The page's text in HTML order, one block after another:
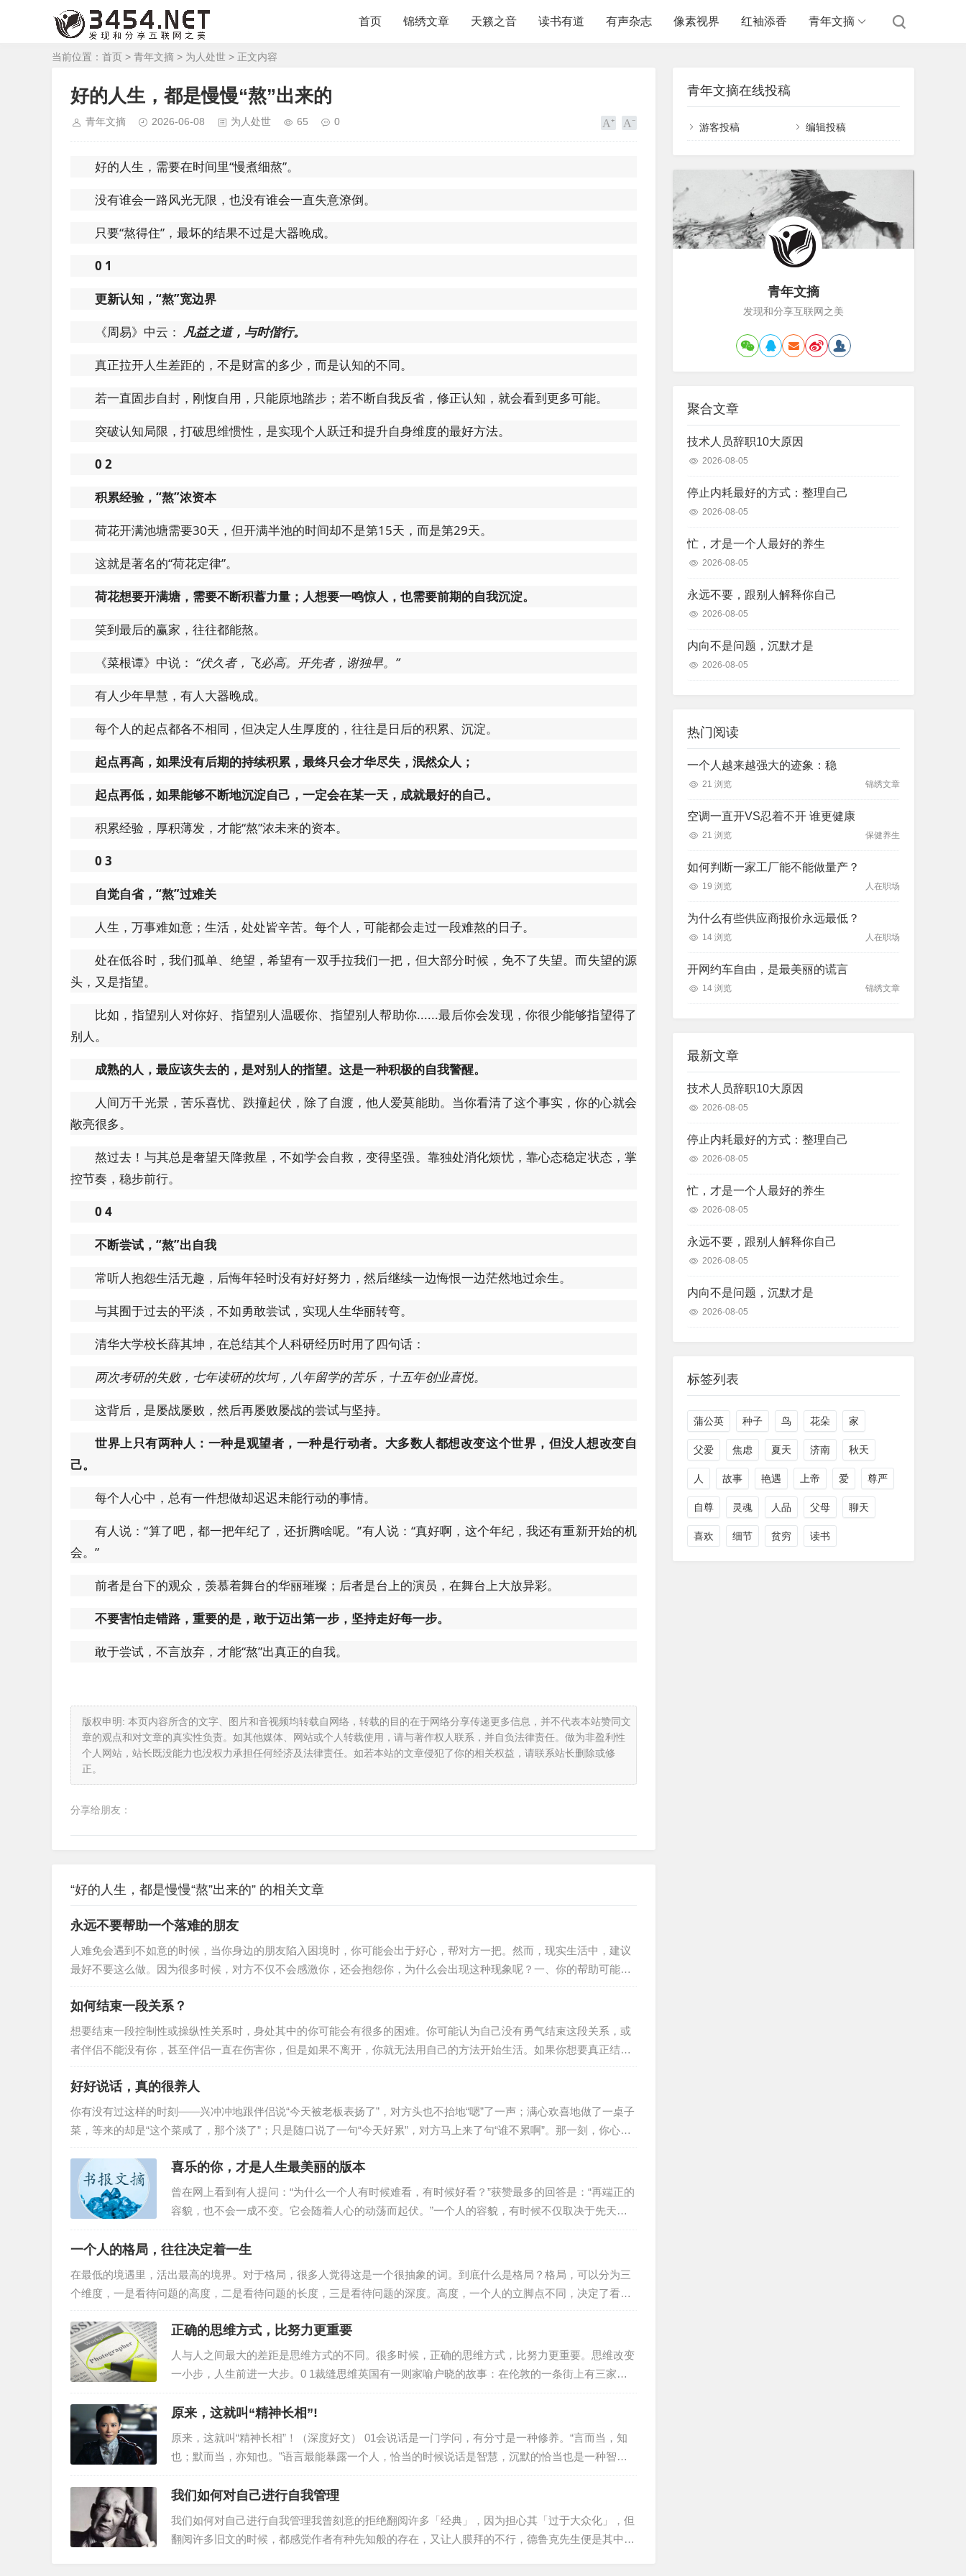
首页 锦绣文章 天籁之音 读书有道 有声杂志 像素视界 红袖添香 青年文摘
当前位置： 首页 > 青年文摘 > 为人处世 > 正文内容
好的人生，都是慢慢“熬”出来的
青年文摘 2026-06-08 为人处世 65 0
好的人生，需要在时间里“慢煮细熬”。
没有谁会一路风光无限，也没有谁会一直失意潦倒。
只要“熬得住”，最坏的结果不过是大器晚成。
0 1
更新认知，“熬”宽边界
《周易》中云： 凡益之道，与时偕行。
真正拉开人生差距的，不是财富的多少，而是认知的不同。
若一直固步自封，刚愎自用，只能原地踏步；若不断自我反省，修正认知，就会看到更多可能。
突破认知局限，打破思维惯性，是实现个人跃迁和提升自身维度的最好方法。
0 2
积累经验，“熬”浓资本
荷花开满池塘需要30天，但开满半池的时间却不是第15天，而是第29天。
这就是著名的“荷花定律”。
荷花想要开满塘，需要不断积蓄力量；人想要一鸣惊人，也需要前期的自我沉淀。
笑到最后的赢家，往往都能熬。
《菜根谭》中说： “伏久者，飞必高。开先者，谢独早。”
有人少年早慧，有人大器晚成。
每个人的起点都各不相同，但决定人生厚度的，往往是日后的积累、沉淀。
起点再高，如果没有后期的持续积累，最终只会才华尽失，泯然众人；
起点再低，如果能够不断地沉淀自己，一定会在某一天，成就最好的自己。
积累经验，厚积薄发，才能“熬”浓未来的资本。
0 3
自觉自省，“熬”过难关
人生，万事难如意；生活，处处皆辛苦。每个人，可能都会走过一段难熬的日子。
处在低谷时，我们孤单、绝望，希望有一双手拉我们一把，但大部分时候，免不了失望。而失望的源
头，又是指望。
比如，指望别人对你好、指望别人温暖你、指望别人帮助你......最后你会发现，你很少能够指望得了
别人。
成熟的人，最应该失去的，是对别人的指望。这是一种积极的自我警醒。
人间万千光景，苦乐喜忧、跌撞起伏，除了自渡，他人爱莫能助。当你看清了这个事实，你的心就会
敞亮很多。
熬过去！与其总是奢望天降救星，不如学会自救，变得坚强。靠独处消化烦忧，靠心态稳定状态，掌
控节奏，稳步前行。
0 4
不断尝试，“熬”出自我
常听人抱怨生活无趣，后悔年轻时没有好好努力，然后继续一边悔恨一边茫然地过余生。
与其囿于过去的平淡，不如勇敢尝试，实现人生华丽转弯。
清华大学校长薛其坤，在总结其个人科研经历时用了四句话：
两次考研的失败，七年读研的坎坷，八年留学的苦乐，十五年创业喜悦。
这背后，是屡战屡败，然后再屡败屡战的尝试与坚持。
世界上只有两种人：一种是观望者，一种是行动者。大多数人都想改变这个世界，但没人想改变自
己。
每个人心中，总有一件想做却迟迟未能行动的事情。
有人说：“算了吧，都一把年纪了，还折腾啥呢。”有人说：“真好啊，这个年纪，我还有重新开始的机
会。”
前者是台下的观众，羡慕着舞台的华丽璀璨；后者是台上的演员，在舞台上大放异彩。
不要害怕走错路，重要的是，敢于迈出第一步，坚持走好每一步。
敢于尝试，不言放弃，才能“熬”出真正的自我。
版权申明: 本页内容所含的文字、图片和音视频均转载自网络，转载的目的在于网络分享传递更多信息，并不代表本站赞同文
章的观点和对文章的真实性负责。如其他媒体、网站或个人转载使用，请与著作权人联系，并自负法律责任。做为非盈利性
个人网站，站长既没能力也没权力承担任何经济及法律责任。如若本站的文章侵犯了你的相关权益，请联系站长删除或修
正。
分享给朋友：
“好的人生，都是慢慢“熬”出来的” 的相关文章
永远不要帮助一个落难的朋友
人难免会遇到不如意的时候，当你身边的朋友陷入困境时，你可能会出于好心，帮对方一把。然而，现实生活中，建议
最好不要这么做。因为很多时候，对方不仅不会感激你，还会抱怨你，为什么会出现这种现象呢？一、你的帮助可能起
不到什么作用，还会打击到对方的自尊心很多人在落难的时候，虽然过得很艰难，但是他们的内心其实不愿意让周围的
人看到自己的窘迫。他们宁愿自己咬咬牙挺过去，靠着自己的力量的改变现状，维护内心最后的尊严。这个时候如果你
冒然去帮助对方的话，不但没有任何效果，反而会触及他敏感的内心，让他感到自己没面子、没…
如何结束一段关系？
想要结束一段控制性或操纵性关系时，身处其中的你可能会有很多的困难。你可能认为自己没有勇气结束这段关系，或
者伴侣不能没有你，甚至伴侣一直在伤害你，但是如果不离开，你就无法用自己的方法开始生活。如果你想要真正结束
一段关系， 就要提前做好准备，执行计划并坚持到底。最重要的是树立勇气，敢于去做 01.为结束关系做准备 发现自己
处于他人控制中很多控制性或操纵性关系比理应发生的时间要长，因为被控制或操纵的人不承认关系存在任何错误。你
可能觉得伴侣只是有一点喜怒无常或者粘人，实际上，对方已经…
好好说话，真的很养人
你有没有过这样的时刻——兴冲冲地跟伴侣说“今天被老板表扬了”，对方头也不抬地“嗯”了一声；满心欢喜地做了一桌子
菜，等来的却是“这个菜咸了，那个淡了”；只是随口说了一句“今天好累”，对方马上来了句“谁不累啊”。那一刻，你心里
是不是像被泼了一盆冷水，所有的热情瞬间熄灭。一个家最大的内耗，不是穷，不是忙，而是不能好好说话：要么敷衍
不搭理，要么处处抬杠，要么言语里全是否定。日子久了，心就凉了；心凉了，家就散了。想要一个家越来越兴旺，好
好说话，是绕不开的一课。01好好说话，不敷衍一个家的温度藏在那些看似无…
喜乐的你，才是人生最美丽的版本
曾在网上看到有人提问：“为什么一个人有时候难看，有时候好看？”获赞最多的回答是：“再端正的
容貌，也不会一成不变。它会随着人心的动荡而起伏。”一个人的容貌，有时候不仅取决于先天，
也与其情绪跟心态息息相关。01坏情绪，使人变丑我的部门主管，是一个相貌普通、性格比较“闷”
的女生。刚认识不久，我就发现她非常喜欢“甩脸子”，脾气来得飞快。有一次，我筛选完招聘简
历，就问她“面试时间确定在哪天”，谁知她瞥我一眼，拉着脸继续做她手头的事，根本没搭理我，
让我感到莫名其妙。因为我俩工位离得很近，我发现她几乎每天都拉…
一个人的格局，往往决定着一生
在最低的境遇里，活出最高的境界。对于格局，很多人觉得这是一个很抽象的词。到底什么是格局？格局，可以分为三
个维度，一是看待问题的高度，二是看待问题的长度，三是看待问题的深度。高度，一个人的立脚点不同，决定了看问
题的高度不同，就像你从一个职员的角度出发和从一个领导的角度出发，所考虑的问题、所做的决策自然是不同的，也
就是大局观，一个高瞻远瞩的人总能从全局出发、长远出发。所以，遇到问题，不要老是走自己的老路，从自己的角度
出发，而要学会跳出，从一个更高的角度去看，你会看明白一些事，做出更好的决策。长度，一…
正确的思维方式，比努力更重要
人与人之间最大的差距是思维方式的不同。很多时候，正确的思维方式，比努力更重要。思维改变
一小步，人生前进一大步。0 1裁缝思维英国有一则家喻户晓的故事：在伦敦的一条街上有三家裁
衣店，为了招揽更多的生意，三家裁衣店的老板先后在自己的店铺前亮出一块广告牌。最先挂出的
广告牌，醒目地写着： “本店拥有伦敦最好的裁缝。”第二家老板见了，不甘示弱，立即挂出一块同
样大小的广告牌，上书： “本店拥有英国最好的裁缝。”看到这里，人们以为第三家裁衣店的老板会
挂出这样的招牌：“本店拥有世界…
原来，这就叫“精神长相”!
原来，这就叫“精神长相”！（深度好文） 01会说话是一门学问，有分寸是一种修养。“言而当，知
也；默而当，亦知也。”语言最能暴露一个人，恰当的时候说话是智慧，沉默的恰当也是一种智
慧。知道怎么说话，知道何时说话，知道不乱说话，是一种了不得的软实力。子禽问墨子：“多说
话有好处吗?”墨子答道：“苍蝇、青蛙，白天黑夜叫个不停，叫得口干舌疲，然而没有人去听它的。
但你看那雄鸡，在黎明按时啼叫，天下震动，人们早早起身。多说话有什么好处呢？重要的是话要
说得切合 时机。”我们常常评价一个人情商高…
我们如何对自己进行自我管理
我们如何对自己进行自我管理我曾刻意的拒绝翻阅许多「经典」，因为担心其「过于大众化」，但
翻阅许多旧文的时候，都感觉作者有种先知般的存在，又让人膜拜的不行，德鲁克先生便是其中之
青年文摘在线投稿
游客投稿 编辑投稿
青年文摘
发现和分享互联网之美
聚合文章
技术人员辞职10大原因
2026-08-05
停止内耗最好的方式：整理自己
2026-08-05
忙，才是一个人最好的养生
2026-08-05
永远不要，跟别人解释你自己
2026-08-05
内向不是问题，沉默才是
2026-08-05
热门阅读
一个人越来越强大的迹象：稳
21 浏览 锦绣文章
空调一直开VS忍着不开 谁更健康
21 浏览 保健养生
如何判断一家工厂能不能做量产？
19 浏览 人在职场
为什么有些供应商报价永远最低？
14 浏览 人在职场
开网约车自由，是最美丽的谎言
14 浏览 锦绣文章
最新文章
技术人员辞职10大原因
2026-08-05
停止内耗最好的方式：整理自己
2026-08-05
忙，才是一个人最好的养生
2026-08-05
永远不要，跟别人解释你自己
2026-08-05
内向不是问题，沉默才是
2026-08-05
标签列表
蒲公英 种子 鸟 花朵 家
父爱 焦虑 夏天 济南 秋天
人 故事 艳遇 上帝 爱 尊严
自尊 灵魂 人品 父母 聊天
喜欢 细节 贫穷 读书